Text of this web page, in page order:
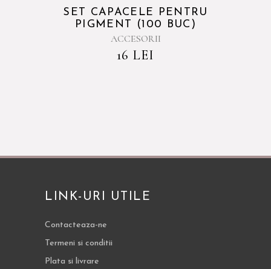
SET CAPACELE PENTRU
PIGMENT (100 BUC)
ACCESORII
16 LEI
LINK-URI UTILE
Contacteaza-ne
Termeni si conditii
Plata si livrare